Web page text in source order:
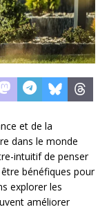
et de la
dans le monde
intuitif de penser
bénéfiques pour
explorer les
améliorer